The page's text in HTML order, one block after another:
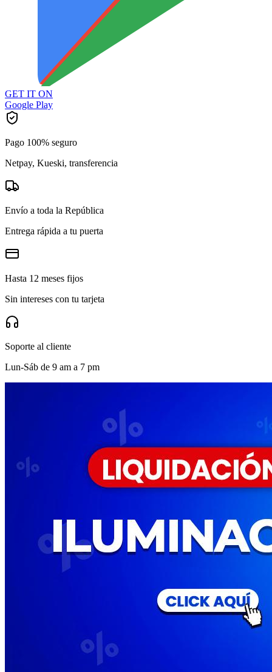
GET IT ON
Google Play
Pago 100% seguro
Netpay, Kueski, transferencia
Envío a toda la República
Entrega rápida a tu puerta
Hasta 12 meses fijos
Sin intereses con tu tarjeta
Soporte al cliente
Lun-Sáb de 9 am a 7 pm